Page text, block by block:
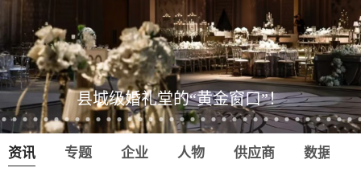
县城级婚礼堂的“黄金窗口”！
资讯 专题 企业 人物 供应商 数据